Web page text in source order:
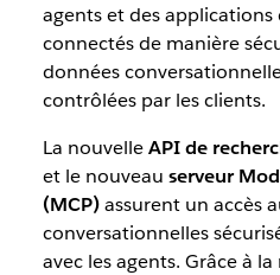
agents et des applications
connectés de manière
données
contrôlées par les clients.
La nouvelleAPI de
et le nouveau serveur
(MCP)assurent un accès
conversationnelles
avec les agents. Grâce à